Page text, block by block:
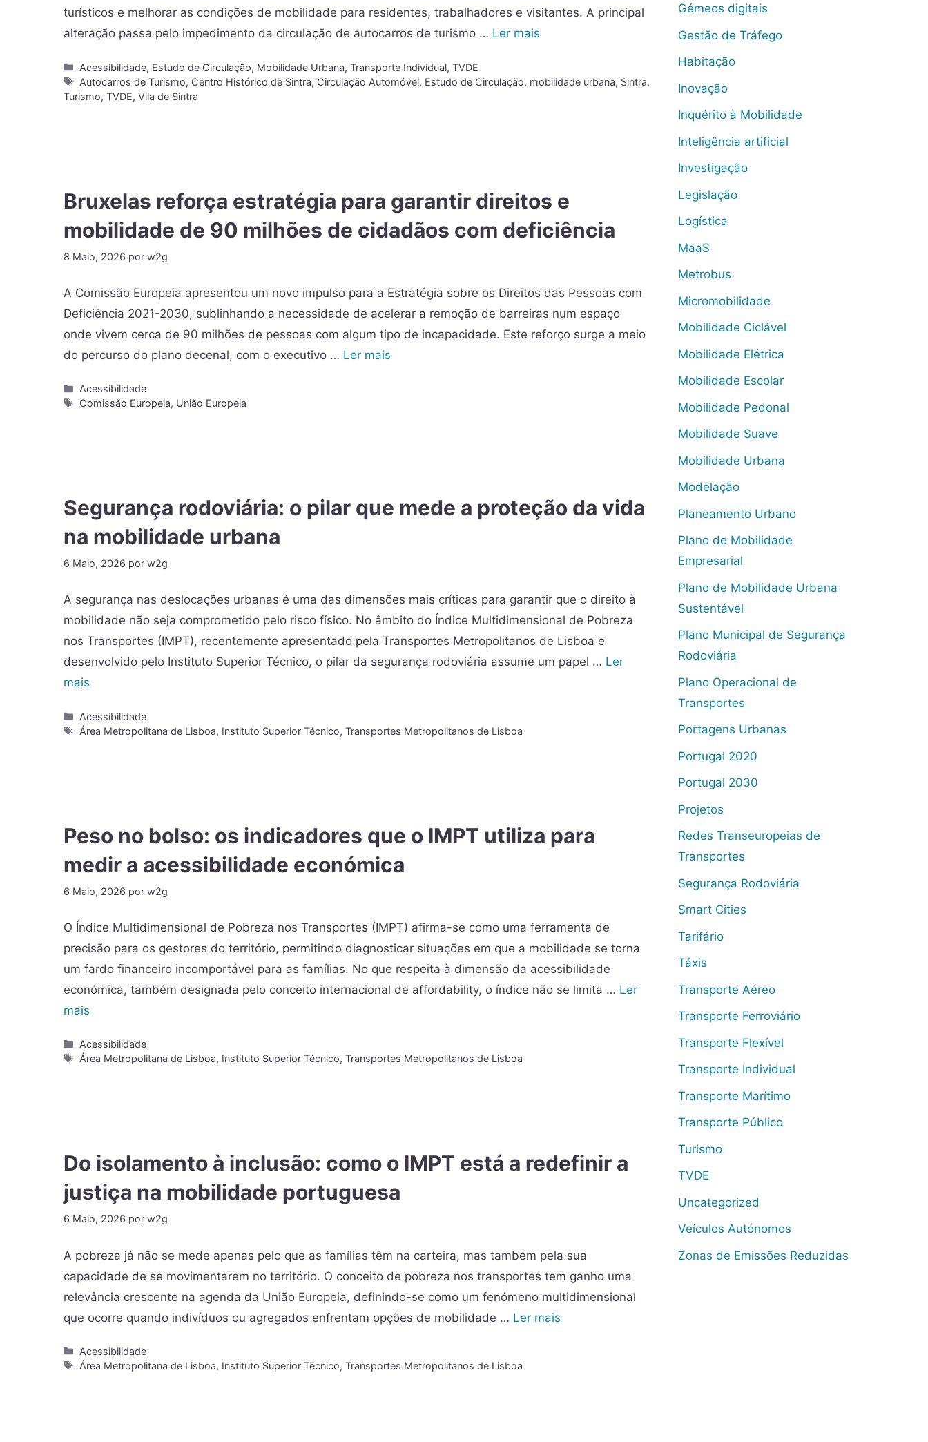
turísticos e melhorar as condições de mobilidade para residentes, trabalhadores e visitantes. A principal
alteração passa pelo impedimento da circulação de autocarros de turismo … Ler mais
Acessibilidade, Estudo de Circulação, Mobilidade Urbana,Transporte Individual,TVDE
Autocarros de Turismo, Centro Histórico de Sintra, Circulação Automóvel, Estudo de Circulação, mobilidade urbana, Sintra,
Turismo, TVDE, Vila de Sintra
Bruxelas reforça estratégia para garantir direitos e
mobilidade de 90 milhões de cidadãos com deficiência
8 Maio, 2026 por w2g
A Comissão Europeia apresentou um novo impulso para a Estratégia sobre os Direitos das Pessoas com
Deficiência 2021-2030, sublinhando a necessidade de acelerar a remoção de barreiras num espaço
onde vivem cerca de 90 milhões de pessoas com algum tipo de incapacidade. Este reforço surge a meio
do percurso do plano decenal, com o executivo … Ler mais
Acessibilidade
Comissão Europeia, União Europeia
Segurança rodoviária: o pilar que mede a proteção da vida
na mobilidade urbana
6 Maio, 2026 por w2g
A segurança nas deslocações urbanas é uma das dimensões mais críticas para garantir que o direito à
mobilidade não seja comprometido pelo risco físico. No âmbito do Índice Multidimensional de Pobreza
nos Transportes (IMPT), recentemente apresentado pela Transportes Metropolitanos de Lisboa e
desenvolvido pelo Instituto Superior Técnico, o pilar da segurança rodoviária assume um papel … Ler
mais
Acessibilidade
Área Metropolitana de Lisboa, Instituto Superior Técnico,Transportes Metropolitanos de Lisboa
Peso no bolso: os indicadores que o IMPT utiliza para
medir a acessibilidade económica
6 Maio, 2026 por w2g
O Índice Multidimensional de Pobreza nos Transportes (IMPT) afirma-se como uma ferramenta de
precisão para os gestores do território, permitindo diagnosticar situações em que a mobilidade se torna
um fardo financeiro incomportável para as famílias. No que respeita à dimensão da acessibilidade
económica, também designada pelo conceito internacional de affordability, o índice não se limita … Ler
mais
Acessibilidade
Área Metropolitana de Lisboa, Instituto Superior Técnico,Transportes Metropolitanos de Lisboa
Do isolamento à inclusão: como o IMPT está a redefinir a
justiça na mobilidade portuguesa
6 Maio, 2026 por w2g
A pobreza já não se mede apenas pelo que as famílias têm na carteira, mas também pela sua
capacidade de se movimentarem no território. O conceito de pobreza nos transportes tem ganho uma
relevância crescente na agenda da União Europeia, definindo-se como um fenómeno multidimensional
que ocorre quando indivíduos ou agregados enfrentam opções de mobilidade … Ler mais
Acessibilidade
Área Metropolitana de Lisboa, Instituto Superior Técnico,Transportes Metropolitanos de Lisboa
Gémeos digitais
Gestão de Tráfego
Habitação
Inovação
Inquérito à Mobilidade
Inteligência artificial
Investigação
Legislação
Logística
MaaS
Metrobus
Micromobilidade
Mobilidade Ciclável
Mobilidade Elétrica
Mobilidade Escolar
Mobilidade Pedonal
Mobilidade Suave
Mobilidade Urbana
Modelação
Planeamento Urbano
Plano de Mobilidade
Empresarial
Plano de Mobilidade Urbana
Sustentável
Plano Municipal de Segurança
Rodoviária
Plano Operacional de
Transportes
Portagens Urbanas
Portugal 2020
Portugal 2030
Projetos
Redes Transeuropeias de
Transportes
Segurança Rodoviária
Smart Cities
Tarifário
Táxis
Transporte Aéreo
Transporte Ferroviário
Transporte Flexível
Transporte Individual
Transporte Marítimo
Transporte Público
Turismo
TVDE
Uncategorized
Veículos Autónomos
Zonas de Emissões Reduzidas